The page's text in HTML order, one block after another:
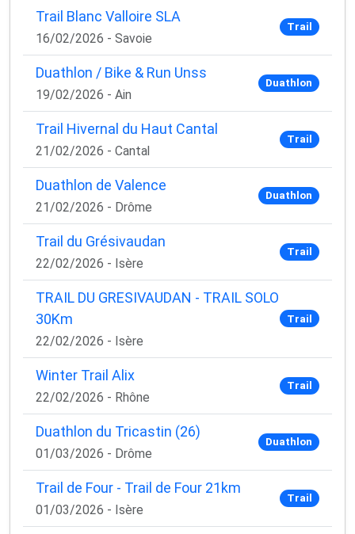
Trail Blanc Valloire SLA
16/02/2026 - Savoie
Trail
Duathlon / Bike & Run Unss
19/02/2026 - Ain
Duathlon
Trail Hivernal du Haut Cantal
21/02/2026 - Cantal
Trail
Duathlon de Valence
21/02/2026 - Drôme
Duathlon
Trail du Grésivaudan
22/02/2026 - Isère
Trail
TRAIL DU GRESIVAUDAN - TRAIL SOLO
30Km
22/02/2026 - Isère
Trail
Winter Trail Alix
22/02/2026 - Rhône
Trail
Duathlon du Tricastin (26)
01/03/2026 - Drôme
Duathlon
Trail de Four - Trail de Four 21km
01/03/2026 - Isère
Trail